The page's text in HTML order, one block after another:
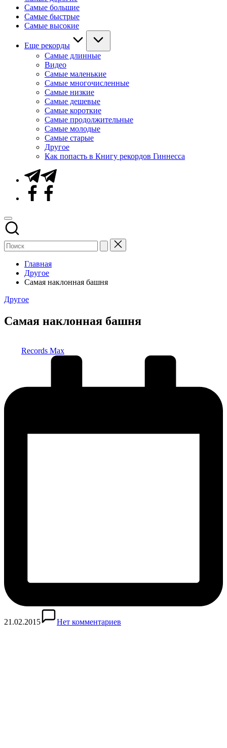
Самые большие
Самые быстрые
Самые высокие
Еще рекорды
Самые длинные
Видео
Самые маленькие
Самые многочисленные
Самые низкие
Самые дешевые
Самые короткие
Самые продолжительные
Самые молодые
Самые старые
Другое
Как попасть в Книгу рекордов Гиннесса
Telegram
Facebook
Главная
Другое
Самая наклонная башня
Опубликовано
Другое
Самая наклонная башня
Records Max
21.02.2015 Нет комментариев